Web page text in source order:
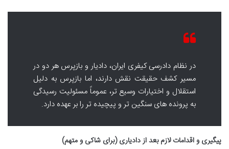
در نظام دادرسی کیفری ایران، دادیار و بازپرس هر دو در
مسیر کشف حقیقت نقش دارند، اما بازپرس به دلیل
استقلال و اختیارات وسیع تر، عموماً مسئولیت رسیدگی
به پرونده های سنگین تر و پیچیده تر را بر عهده دارد.
پیگیری و اقدامات لازم بعد از دادیاری (برای شاکی و متهم)